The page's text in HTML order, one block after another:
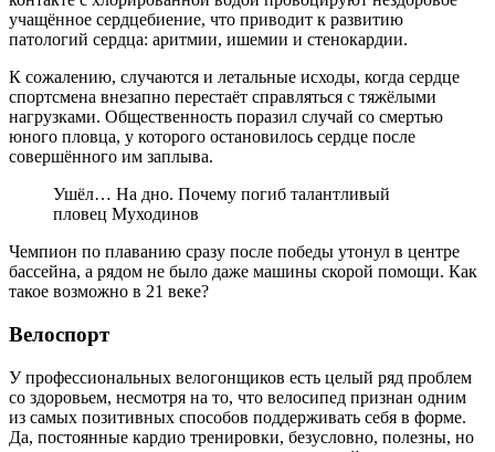
учащённое сердцебиение, что приводит к развитию
патологий сердца: аритмии, ишемии и стенокардии.
К сожалению, случаются и летальные исходы, когда сердце
спортсмена внезапно перестаёт справляться с тяжёлыми
нагрузками. Общественность поразил случай со смертью
юного пловца, у которого остановилось сердце после
совершённого им заплыва.
Ушёл… На дно. Почему погиб талантливый
пловец Муходинов
Чемпион по плаванию сразу после победы утонул в центре
бассейна, а рядом не было даже машины скорой помощи. Как
такое возможно в 21 веке?
Велоспорт
У профессиональных велогонщиков есть целый ряд проблем
со здоровьем, несмотря на то, что велосипед признан одним
из самых позитивных способов поддерживать себя в форме.
Да, постоянные кардио тренировки, безусловно, полезны, но